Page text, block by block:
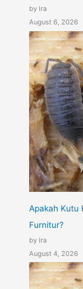
by Ira
August 6, 2026
Apakah Kutu
Furnitur?
by Ira
August 4, 2026